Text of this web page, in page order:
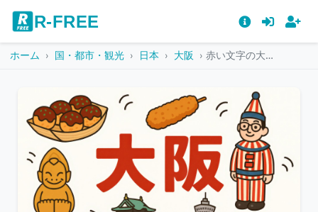
R-FREE
ホーム 国・都市・観光 日本 大阪 赤い文字の大阪とその周りに名所が描かれたイラスト